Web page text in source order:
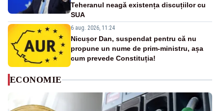
Teheranul neagă existența discuțiilor cu
SUA
6 aug. 2026, 11:24
Nicușor Dan, suspendat pentru că nu
propune un nume de prim-ministru, așa
cum prevede Constituția!
ECONOMIE